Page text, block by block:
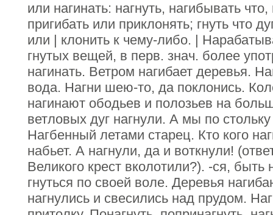
или нагинать: нагнуть, нагибывать
пригибать или приклонять; гнуть что
или | клонить к чему-либо. |
гнутых вещей, в перв. знач. более
нагинать. Ветром нагибает деревья.
вода. Нагни шею-то, да поклонись.
нагинают ободьев и полозьев на
ветловых дуг нагнули. А мы по
Нагбенный летами старец. Кто кого
набьет. А нагнули, да и воткнули!
Великого крест вколотили?). -ся, быть
гнуться по своей воле. Деревья
нагнулись и свесились над прудом.